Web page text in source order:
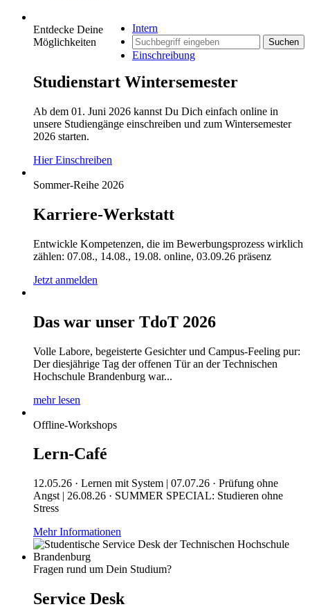
Intern
Suchen
Einschreibung
Entdecke Deine
Möglichkeiten
Studienstart Wintersemester
Ab dem 01. Juni 2026 kannst Du Dich einfach online in
unsere Studiengänge einschreiben und zum Wintersemester
2026 starten.
Hier Einschreiben
Sommer-Reihe 2026
Karriere-Werkstatt
Entwickle Kompetenzen, die im Bewerbungsprozess wirklich
zählen: 07.08., 14.08., 19.08. online, 03.09.26 präsenz
Jetzt anmelden
Das war unser TdoT 2026
Volle Labore, begeisterte Gesichter und Campus-Feeling pur:
Der diesjährige Tag der offenen Tür an der Technischen
Hochschule Brandenburg war...
mehr lesen
Offline-Workshops
Lern-Café
12.05.26 · Lernen mit System | 07.07.26 · Prüfung ohne
Angst | 26.08.26 · SUMMER SPECIAL: Studieren ohne
Stress
Mehr Informationen
Fragen rund um Dein Studium?
Service Desk